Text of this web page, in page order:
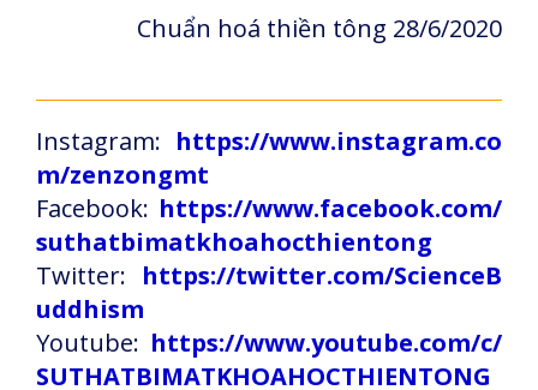
Chuẩn hoá thiền tông 28/6/2020
Instagram: https://www.instagram.co
m/zenzongmt
Facebook: https://www.facebook.com/
suthatbimatkhoahocthientong
Twitter: https://twitter.com/ScienceB
uddhism
Youtube: https://www.youtube.com/c/
SUTHATBIMATKHOAHOCTHIENTONG